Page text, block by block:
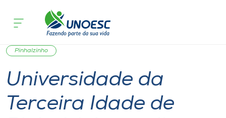
Cursos
Onde estamos
Pesquisa
Atendimento ao Estudante
Extensão
Pinhalzinho
Universidade da
Terceira Idade de